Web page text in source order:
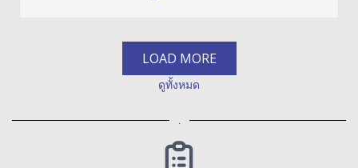
LOAD MORE
ดูทั้งหมด